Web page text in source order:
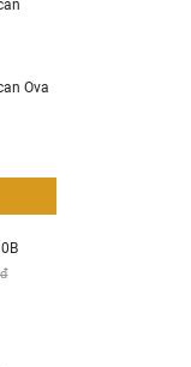
Ova